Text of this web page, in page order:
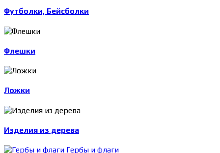
Футболки, Бейсболки
Флешки
Ложки
Изделия из дерева
Гербы и флаги